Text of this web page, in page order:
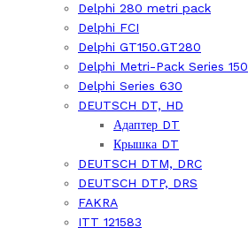
Delphi 280 metri pack
Delphi FCI
Delphi GT150.GT280
Delphi Metri-Pack Series 150
Delphi Series 630
DEUTSCH DT, HD
Адаптер DT
Крышка DT
DEUTSCH DTM, DRC
DEUTSCH DTP, DRS
FAKRA
ITT 121583